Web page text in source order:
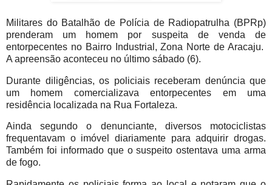
Militares do Batalhão de Polícia de Radiopatrulha (BPRp)
prenderam um homem por suspeita de venda de
entorpecentes no Bairro Industrial, Zona Norte de Aracaju.
A apreensão aconteceu no último sábado (6).
Durante diligências, os policiais receberam denúncia que
um homem comercializava entorpecentes em uma
residência localizada na Rua Fortaleza.
Ainda segundo o denunciante, diversos motociclistas
frequentavam o imóvel diariamente para adquirir drogas.
Também foi informado que o suspeito ostentava uma arma
de fogo.